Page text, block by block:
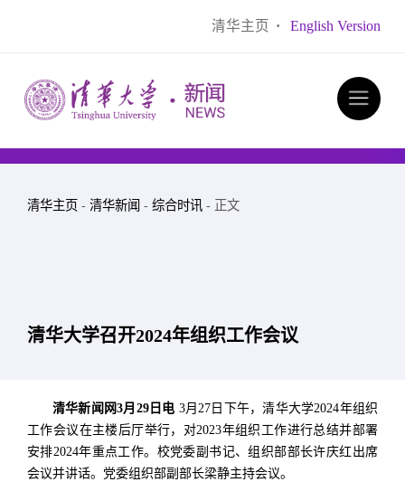
清华主页 · English Version
清华主页 - 清华新闻 - 综合时讯 - 正文
清华大学召开2024年组织工作会议
清华新闻网3月29日电 3月27日下午，清华大学2024年组织
工作会议在主楼后厅举行，对2023年组织工作进行总结并部署
安排2024年重点工作。校党委副书记、组织部部长许庆红出席
会议并讲话。党委组织部副部长梁静主持会议。